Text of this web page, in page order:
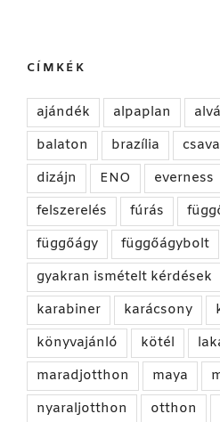
CÍMKÉK
ajándék alpaplan
balaton
brazília
dizájn
ENO everness
felszerelés
fúrás
függőágy
függőágybolt
gyakran ismételt kérdések
karabiner
karácsony
könyvajánló
kötél
maradjotthon
maya
nyaraljotthon
otthon